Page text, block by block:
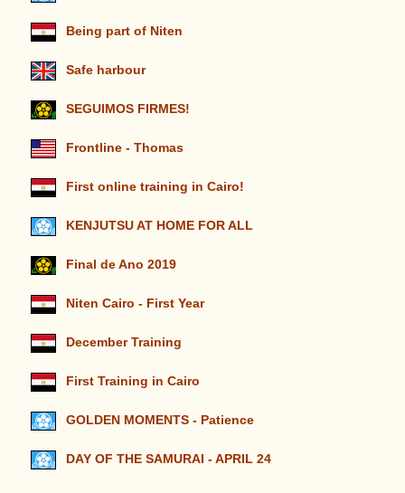
Being part of Niten
Safe harbour
SEGUIMOS FIRMES!
Frontline - Thomas
First online training in Cairo!
KENJUTSU AT HOME FOR ALL
Final de Ano 2019
Niten Cairo - First Year
December Training
First Training in Cairo
GOLDEN MOMENTS - Patience
DAY OF THE SAMURAI - APRIL 24